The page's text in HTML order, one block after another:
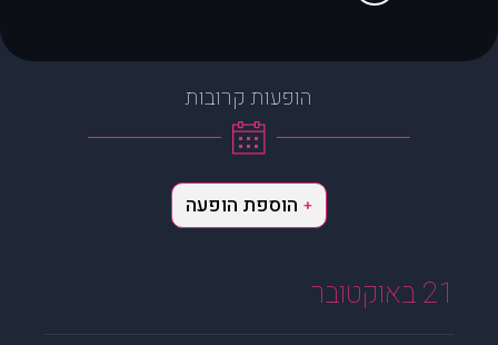
הופעות קרובות
+ הוספת הופעה
21 באוקטובר